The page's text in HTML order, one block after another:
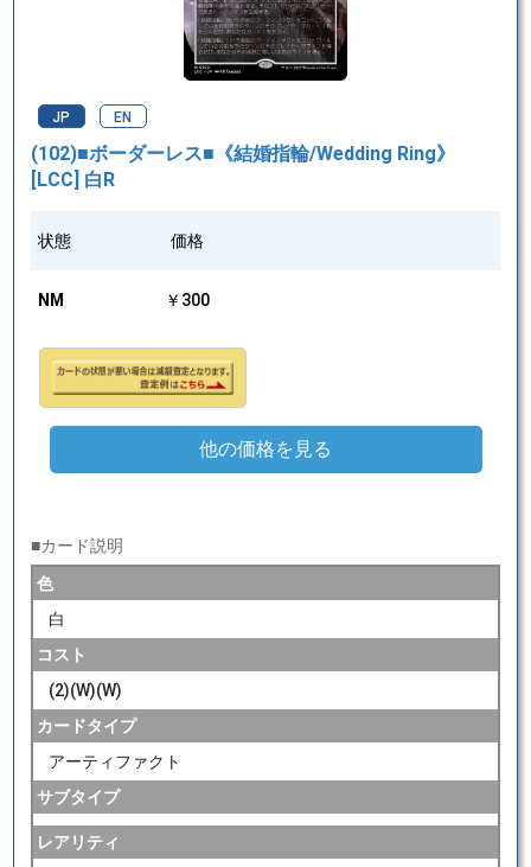
JP EN
(102)■ボーダーレス■《結婚指輪/Wedding Ring》
[LCC] 白R
状態 価格
NM ￥300
他の価格を見る
■カード説明
色
白
コスト
(2)(W)(W)
カードタイプ
アーティファクト
サブタイプ
レアリティ